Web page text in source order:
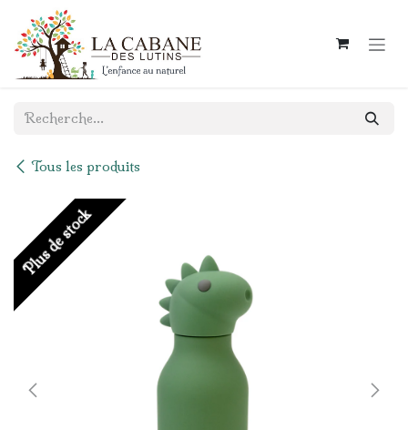
Se rendre au contenu
Tous les produits
Plus de stock